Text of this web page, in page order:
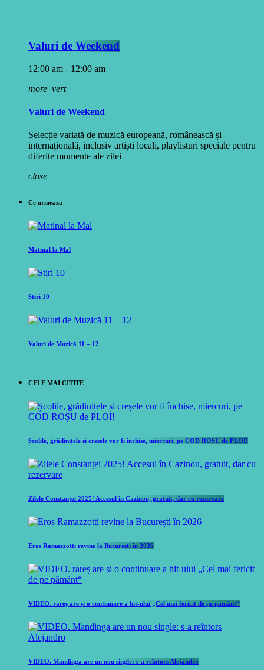
Valuri de Weekend
12:00 am - 12:00 am
more_vert
Valuri de Weekend
Selecție variată de muzică europeană, românească și
internațională, inclusiv artiști locali, playlisturi speciale pentru
diferite momente ale zilei
close
Ce urmeaza
Matinal la Mal
Stiri 10
Valuri de Muzică 11 – 12
CELE MAI CITITE
Școlile, grădinițele și creșele vor fi închise, miercuri, pe COD ROȘU de PLOI!
Zilele Constanței 2025! Accesul în Cazinou, gratuit, dar cu rezervare
Eros Ramazzotti revine la București în 2026
VIDEO. rareș are și o continuare a hit-ului „Cel mai fericit de pe pământ“
VIDEO. Mandinga are un nou single: s-a reîntors Alejandro